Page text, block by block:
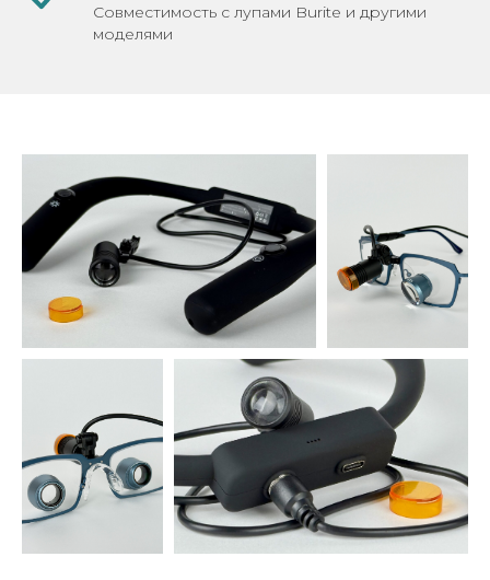
Совместимость с лупами Burite и другими
моделями